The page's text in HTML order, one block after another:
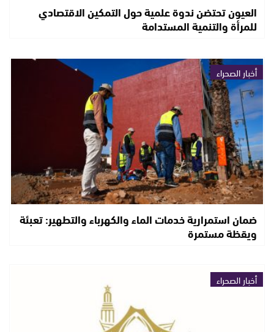
العيون تحتضن ندوة علمية حول التمكين الاقتصادي
للمرأة والتنمية المستدامة
أخبار الصحراء
ضمان استمرارية خدمات الماء والكهرباء والتطهير: تعبئة
ويقظة مستمرة
أخبار الصحراء